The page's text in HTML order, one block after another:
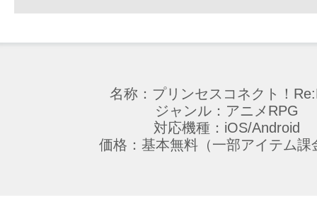
名称：プリンセスコネクト！
ジャンル：アニメRPG
対応機種：iOS/Android
価格：基本無料（一部アイテム課